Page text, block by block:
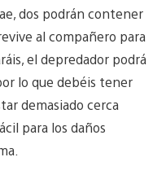
dos podrán contener
al compañero para
el depredador podrá
lo que debéis tener
demasiado cerca
para los daños